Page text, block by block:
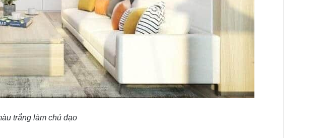
trắng làm chủ đạo